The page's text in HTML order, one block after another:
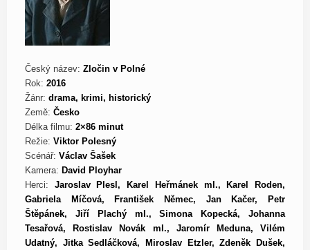
Český název: Zločin v Polné
Rok: 2016
Žánr: drama, krimi, historický
Země: Česko
Délka filmu: 2×86 minut
Režie: Viktor Polesný
Scénář: Václav Šašek
Kamera: David Ployhar
Herci: Jaroslav Plesl, Karel Heřmánek ml., Karel Roden,
Gabriela Míčová, František Němec, Jan Kačer, Petr
Štěpánek, Jiří Plachý ml., Simona Kopecká, Johanna
Tesařová, Rostislav Novák ml., Jaromír Meduna, Vilém
Udatný, Jitka Sedláčková, Miroslav Etzler, Zdeněk Dušek,